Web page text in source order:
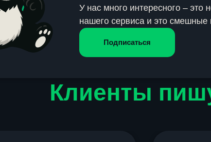
У нас много интересного – это
нашего сервиса и это смешные
Подписаться
Клиенты